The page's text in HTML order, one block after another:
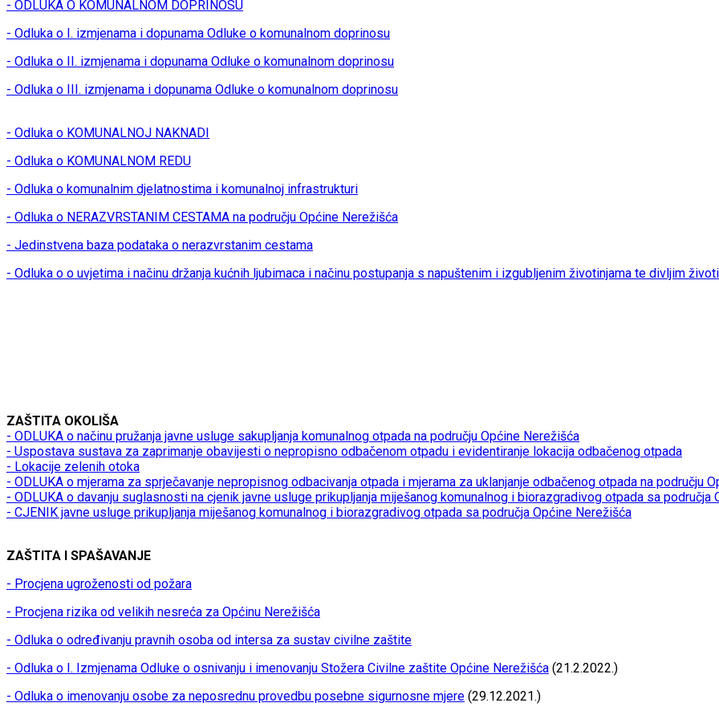
- ODLUKA O KOMUNALNOM DOPRINOSU
- Odluka o I. izmjenama i dopunama Odluke o komunalnom doprinosu
- Odluka o II. izmjenama i dopunama Odluke o komunalnom doprinosu
- Odluka o III. izmjenama i dopunama Odluke o komunalnom doprinosu
- Odluka o KOMUNALNOJ NAKNADI
- Odluka o KOMUNALNOM REDU
- Odluka o komunalnim djelatnostima i komunalnoj infrastrukturi
- Odluka o NERAZVRSTANIM CESTAMA na području Općine Nerežišća
- Jedinstvena baza podataka o nerazvrstanim cestama
- Odluka o o uvjetima i načinu držanja kućnih ljubimaca i načinu postupanja s napuštenim i izgubljenim životinjama te divljim
ZAŠTITA OKOLIŠA
- ODLUKA o načinu pružanja javne usluge sakupljanja komunalnog otpada na području Općine Nerežišća
- Uspostava sustava za zaprimanje obavijesti o nepropisno odbačenom otpadu i evidentiranje lokacija odbačenog otpada
- Lokacije zelenih otoka
- ODLUKA o mjerama za sprječavanje nepropisnog odbacivanja otpada i mjerama za uklanjanje odbačenog otpada na području
- ODLUKA o davanju suglasnosti na cjenik javne usluge prikupljanja miješanog komunalnog i biorazgradivog otpada sa područja
- CJENIK javne usluge prikupljanja miješanog komunalnog i biorazgradivog otpada sa područja Općine Nerežišća
ZAŠTITA I SPAŠAVANJE
- Procjena ugroženosti od požara
- Procjena rizika od velikih nesreća za Općinu Nerežišća
- Odluka o određivanju pravnih osoba od intersa za sustav civilne zaštite
- Odluka o I. Izmjenama Odluke o osnivanju i imenovanju Stožera Civilne zaštite Općine Nerežišća (21.2.2022.)
- Odluka o imenovanju osobe za neposrednu provedbu posebne sigurnosne mjere (29.12.2021.)